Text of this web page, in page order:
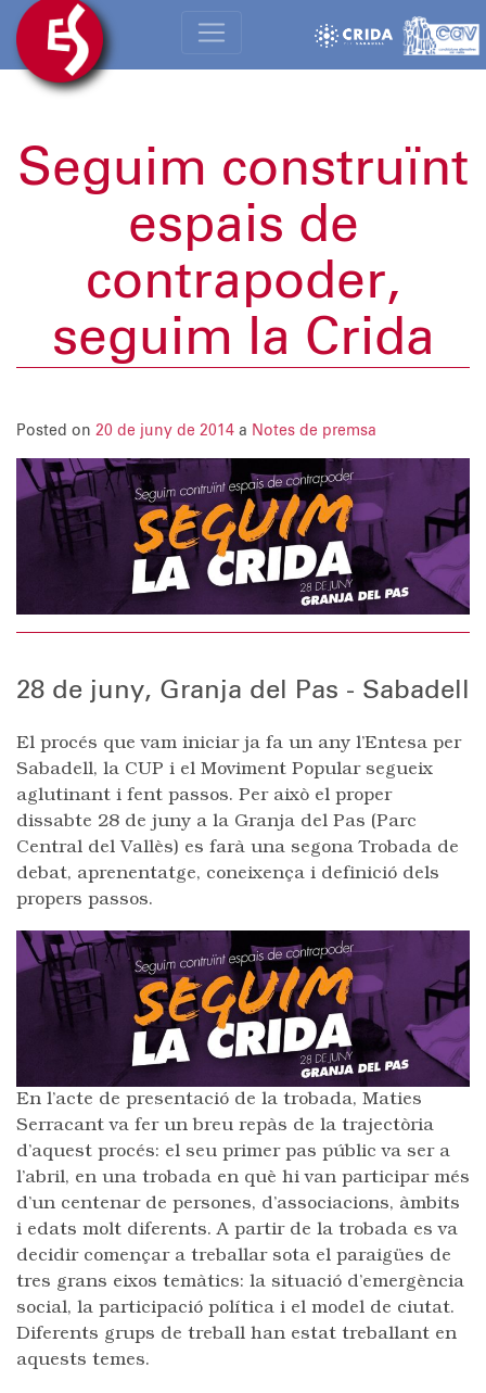
Seguim construïnt
espais de
contrapoder,
seguim la Crida
Posted on 20 de juny de 2014 a Notes de premsa
28 de juny, Granja del Pas - Sabadell
El procés que vam iniciar ja fa un any l’Entesa per
Sabadell, la CUP i el Moviment Popular segueix
aglutinant i fent passos. Per això el proper
dissabte 28 de juny a la Granja del Pas (Parc
Central del Vallès) es farà una segona Trobada de
debat, aprenentatge, coneixença i definició dels
propers passos.
En l’acte de presentació de la trobada, Maties
Serracant va fer un breu repàs de la trajectòria
d’aquest procés: el seu primer pas públic va ser a
l’abril, en una trobada en què hi van participar més
d’un centenar de persones, d’associacions, àmbits
i edats molt diferents. A partir de la trobada es va
decidir començar a treballar sota el paraigües de
tres grans eixos temàtics: la situació d’emergència
social, la participació política i el model de ciutat.
Diferents grups de treball han estat treballant en
aquests temes.